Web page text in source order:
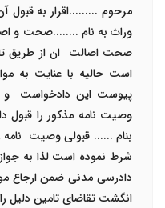
مرحوم .........اقرار به
وراث به نام ........صحت و
صحت اصالت ان از طریق
است حالیه با عنایت به
پیوست این دادخواست و
وصیت نامه مذکور را قبول
بنام ...... قبولی وصیت نامه
دادرسی مدنی ضمن ارجاع
انگشت تقاضای تامین دلیل